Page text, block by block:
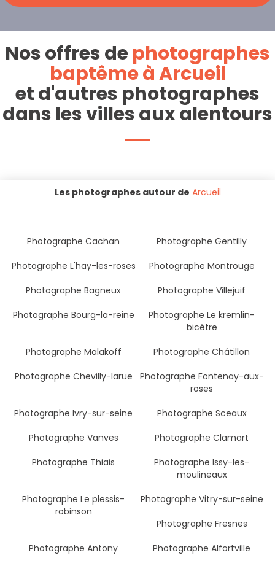
Nos offres dephotographes
baptême à Arcueil
et d'autres photographes
dans les villes aux alentours
Les photographes autour de Arcueil
Photographe Cachan
Photographe Gentilly
Photographe L'hay-les-roses
Photographe Montrouge
Photographe Bagneux
Photographe Villejuif
Photographe Bourg-la-reine
Photographe Le kremlin-
bicêtre
Photographe Malakoff
Photographe Châtillon
Photographe Chevilly-larue
Photographe Fontenay-aux-
roses
Photographe Ivry-sur-seine
Photographe Sceaux
Photographe Vanves
Photographe Clamart
Photographe Thiais
Photographe Issy-les-
moulineaux
Photographe Le plessis-
robinson
Photographe Vitry-sur-seine
Photographe Fresnes
Photographe Antony
Photographe Alfortville